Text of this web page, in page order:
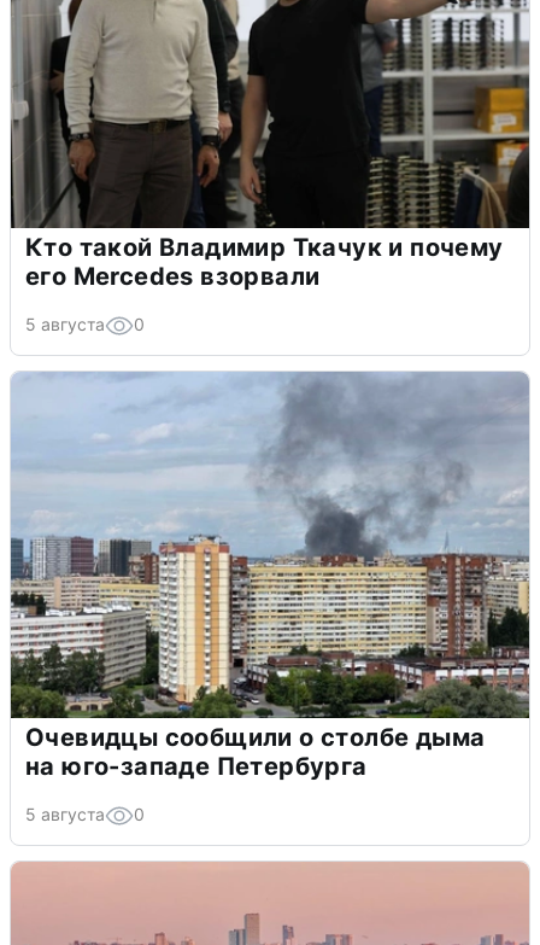
Кто такой Владимир Ткачук и почему
его Mercedes взорвали
5 августа 0
Очевидцы сообщили о столбе дыма
на юго-западе Петербурга
5 августа 0